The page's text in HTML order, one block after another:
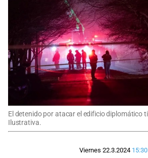
El detenido por atacar el edificio diplomático
Ilustrativa.
Viernes 22.3.2024 15:30